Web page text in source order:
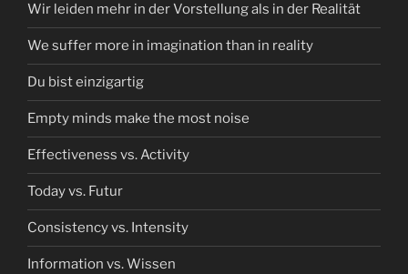
Wir leiden mehr in der Vorstellung als in der Realität
We suffer more in imagination than in reality
Du bist einzigartig
Empty minds make the most noise
Effectiveness vs. Activity
Today vs. Futur
Consistency vs. Intensity
Information vs. Wissen